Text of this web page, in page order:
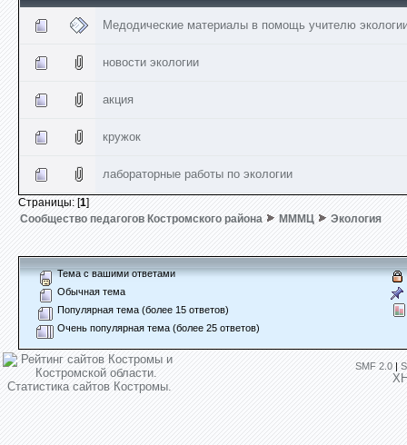
Медодические материалы в помощь учителю
новости экологии
акция
кружок
лабораторные работы по экологии
Страницы: [1]
Сообщество педагогов Костромского района МММЦ Экология
Тема с вашими ответами
Обычная тема
Популярная тема (более 15 ответов)
Очень популярная тема (более 25 ответов)
SMF 2.0 |